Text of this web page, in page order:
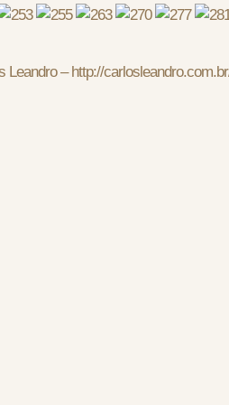
Leandro – http://